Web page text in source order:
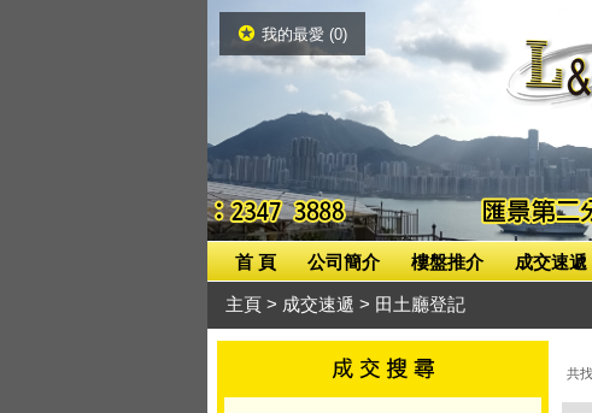
我的最愛 (0)
首 頁 公司簡介 樓盤推介 成交速遞
主頁 > 成交速遞 > 田土廳登記
共